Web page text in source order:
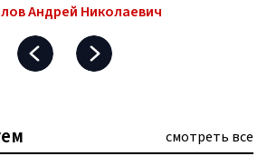
Андрей Николаевич
смотреть все